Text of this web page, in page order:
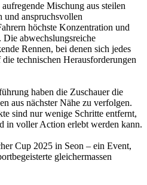
Mischung aus steilen
und anspruchsvollen
höchste Konzentration und
abwechslungsreiche
Rennen, bei denen sich jedes
technischen Herausforderungen
haben die Zuschauer die
aus nächster Nähe zu verfolgen.
sind nur wenige Schritte entfernt,
in voller Action erlebt werden kann.
Cup 2025 in Seon – ein Event,
gleichermassen